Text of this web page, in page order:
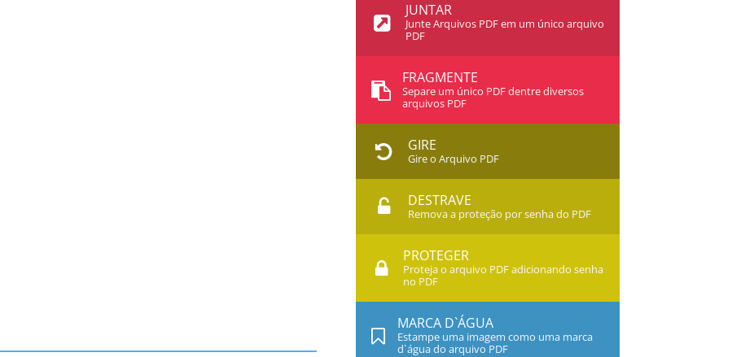
JUNTAR
Junte Arquivos PDF em um único arquivo
PDF
FRAGMENTE
Separe um único PDF dentre diversos
arquivos PDF
GIRE
Gire o Arquivo PDF
DESTRAVE
Remova a proteção por senha do PDF
PROTEGER
Proteja o arquivo PDF adicionando senha
no PDF
MARCA D`ÁGUA
Estampe uma imagem como uma marca
d`água do arquivo PDF